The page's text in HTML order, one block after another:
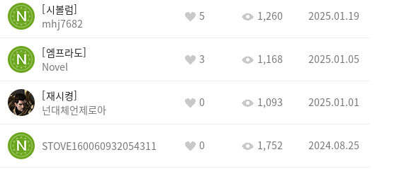
시볼럼
mhj7682
5 1,260 2025.01.19
엠프라도
Novel
3 1,168 2025.01.05
재시켱
넌대체언제로아
0 1,093 2025.01.01
STOVE160060932054311 0 1,752 2024.08.25